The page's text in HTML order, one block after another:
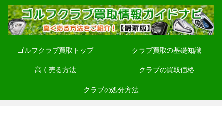
ゴルフクラブ買取トップ クラブ買取の基礎知識
高く売る方法 クラブの買取価格
クラブの処分方法